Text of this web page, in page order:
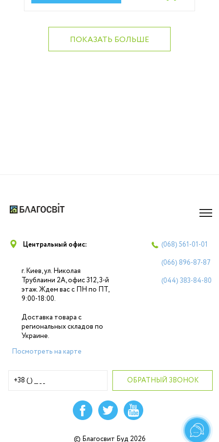
ПОКАЗАТЬ БОЛЬШЕ
Центральный офис:
г. Киев, ул. Николая
Трублаини 2А, офис 312, 3-й
этаж. Ждем вас с ПН по ПТ,
9:00-18:00.
Доставка товара с
региональных складов по
Украине.
Посмотреть на карте
(068) 561-01-01
(066) 896-87-87
(044) 383-84-80
© Благосвит Буд 2026